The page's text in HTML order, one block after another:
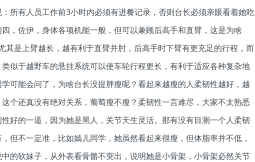
所有人员工作前3小时内必须有进餐记录，否则台长必须亲眼看着她吃
，佐伊，身体各项机能一般，但可以兼顾后高手和直臂，这是为啥
其是上臂越长，越有利于直臂并肘，后高手时下臂有更充足的行程，而
似于越野车的悬挂系统可以使车轮行程更长，有利于适应各种复杂地
可能会问了，为啥台长没提胖瘦呢？看起来越瘦的人柔韧性越好，越
个还真没有绝对关系，葡萄瘦不瘦？柔韧性一言难尽，大家不太熟悉
好的一逼，因为她是黑人，关节天生灵活。那有没有目测一个人柔韧
但不一定准，比如嫣儿同学，她虽然看起来很瘦，但体脂率并不低，
的软妹子，从外表看骨骼不突出，说明她是小骨架，小骨架必然关节